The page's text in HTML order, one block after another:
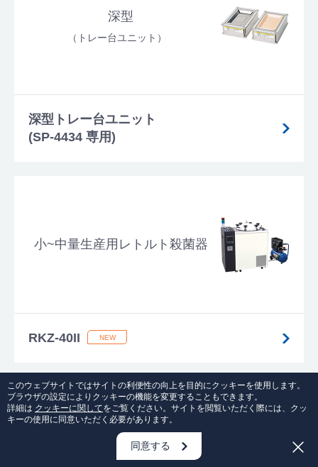
深型
（トレー台ユニット）
深型トレー台ユニット
(SP-4434 専用)
小~中量生産用レトルト殺菌器
RKZ-40II
自動整形機
\ 1分で入力完了 /
資料請求・お問い合わせはこちら
このウェブサイトではサイトの利便性の向上を目的にクッキーを使用します。
ブラウザの設定によりクッキーの機能を変更することもできます。
詳細は クッキーに関してをご覧ください。サイトを閲覧いただく際には、クッ
キーの使用に同意いただく必要があります。
同意する